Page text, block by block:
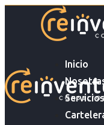
Inicio
Servicios